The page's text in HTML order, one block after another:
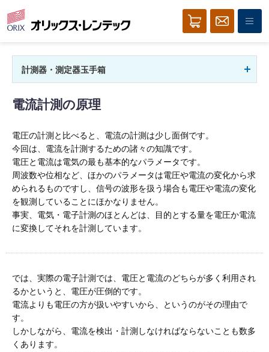
計測器・測定器玉手箱
電流計測の原理
電圧の計測と比べると、電流の計測は少し面倒です。
今回は、電流を計測するための諸々の知識です。
電圧と電流は電気の最も基本的なパラメータです。
周波数や位相など、ほかのパラメータは電圧や電流の変化から求
められるものですし、信号の波形を扱う場合も電圧や電流の変化
を観測していることにほかなりません。
事実、電気・電子計測のほとんどは、目的とする量を電圧か電流
に変換してそれを計測しています。
では、実際の電子計測では、電圧と電流のどちらが多く利用され
るかというと、電圧が圧倒的です。
電流よりも電圧の方が扱いやすいから、というのがその理由で
す。
しかしながら、電流を検出・計測しなければならないことも数多
くあります。